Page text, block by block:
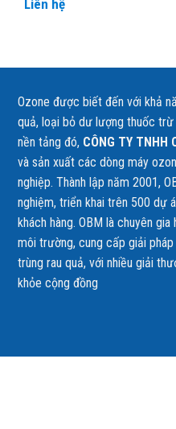
🌱 Tổng quan sản
Máy khử độc rau quả thực
mùi thực phẩm và nước sinh
độc hại, đảm bảo an toàn
Liên hệ
Ozone được biết đến với khả
quả, loại bỏ dư lượng thuốc
nền tảng đó, CÔNG TY TNHH
và sản xuất các dòng máy
nghiệp. Thành lập năm 2001,
nghiệm, triển khai trên 500 dự
khách hàng. OBM là chuyên
môi trường, cung cấp giải
trùng rau quả, với nhiều giải
khỏe cộng đồng